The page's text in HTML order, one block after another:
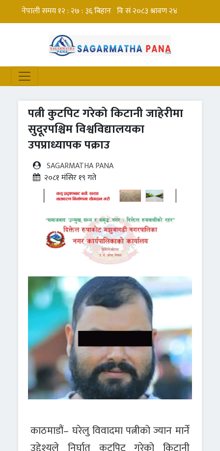
पत्नी कुटपिट गरेको किटानी जाहेरीमा
सुदूरपश्चिम विश्वविद्यालयका
उपप्राध्यापक पक्राउ
SAGARMATHA PANA
२०८१ मंसिर १९ गते
काठमाडौं– घरेलु विवादमा पत्नीको ज्यान मार्ने